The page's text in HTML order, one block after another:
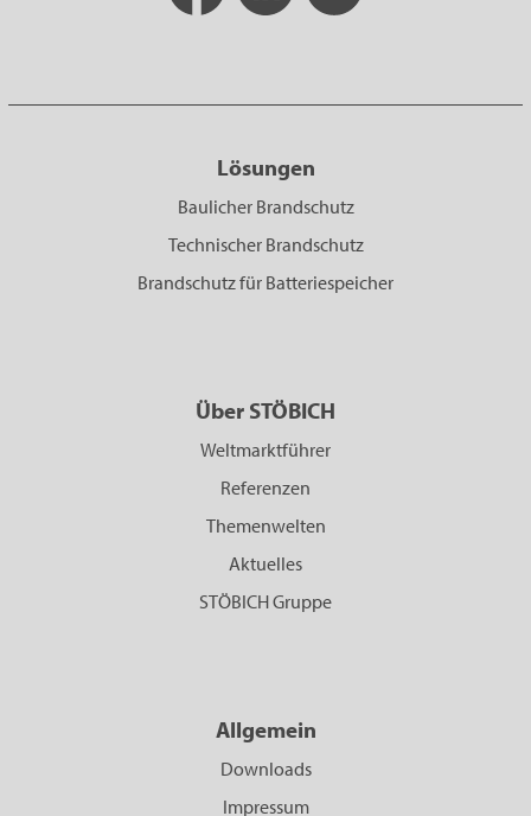
Lösungen
Baulicher Brandschutz
Technischer Brandschutz
Brandschutz für Batteriespeicher
Über STÖBICH
Weltmarktführer
Referenzen
Themenwelten
Aktuelles
STÖBICH Gruppe
Allgemein
Downloads
Impressum